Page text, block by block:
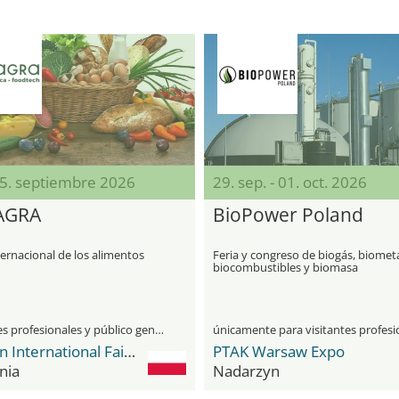
septiembre 2026
de los alimentos
visitantes profesionales y público general
Poznan International Fair Grounds
29. sep. - 01. oct. 2026
BioPower Poland
Feria y congreso de biogás,
biocombustibles y biomasa
PTAK Warsaw Expo
Nadarzyn